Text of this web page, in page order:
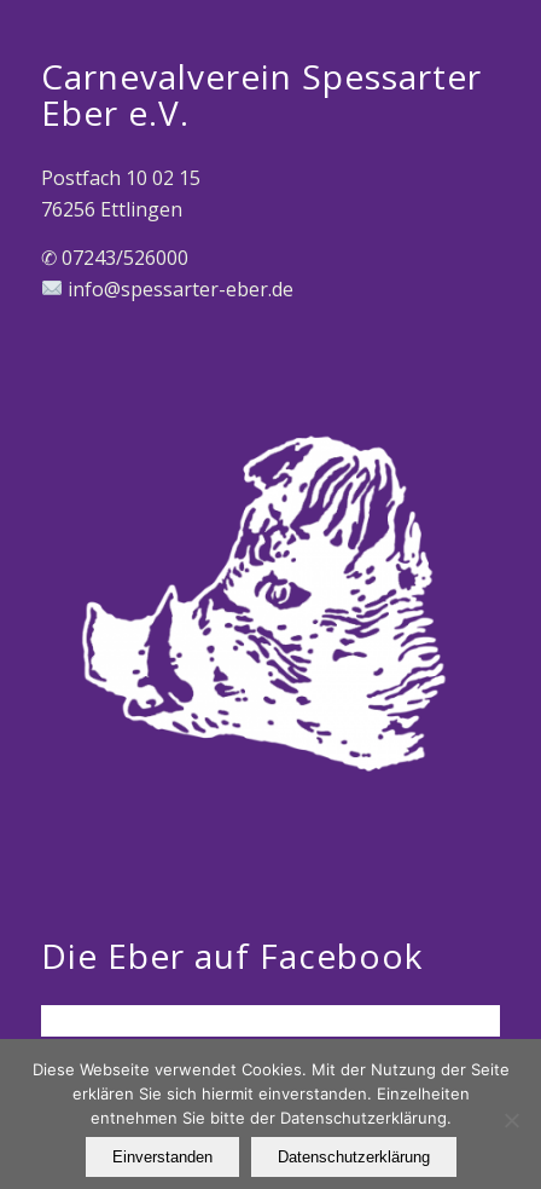
Carnevalverein Spessarter
Eber e.V.
Postfach 10 02 15
76256 Ettlingen
✆ 07243/526000
info@spessarter-eber.de
Die Eber auf Facebook
Die saumäßige Seite der Spessarter Eber ;-)
Diese Webseite verwendet Cookies. Mit der Nutzung der Seite
erklären Sie sich hiermit einverstanden. Einzelheiten
entnehmen Sie bitte der Datenschutzerklärung.
Einverstanden Datenschutzerklärung